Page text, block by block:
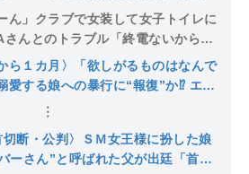
逮捕された母親は警察に「娘が暴行
幌すすきの・首切断逮捕〉
ん」クラブで女装して女子トイレに
んとのトラブル「終電ないから」
の腕を引っ張りホテル街へ…現場ホ
足は4分の1くらいに減ってしまっ
ら１カ月〉「欲しがるものはなんで
愛する娘への暴行に“報復”か⁉ エリ
最凶のシナリオ…精神科医の父は血
切断・公判〉ＳＭ女王様に扮した娘
ーさん”と呼ばれた父が出廷「首を